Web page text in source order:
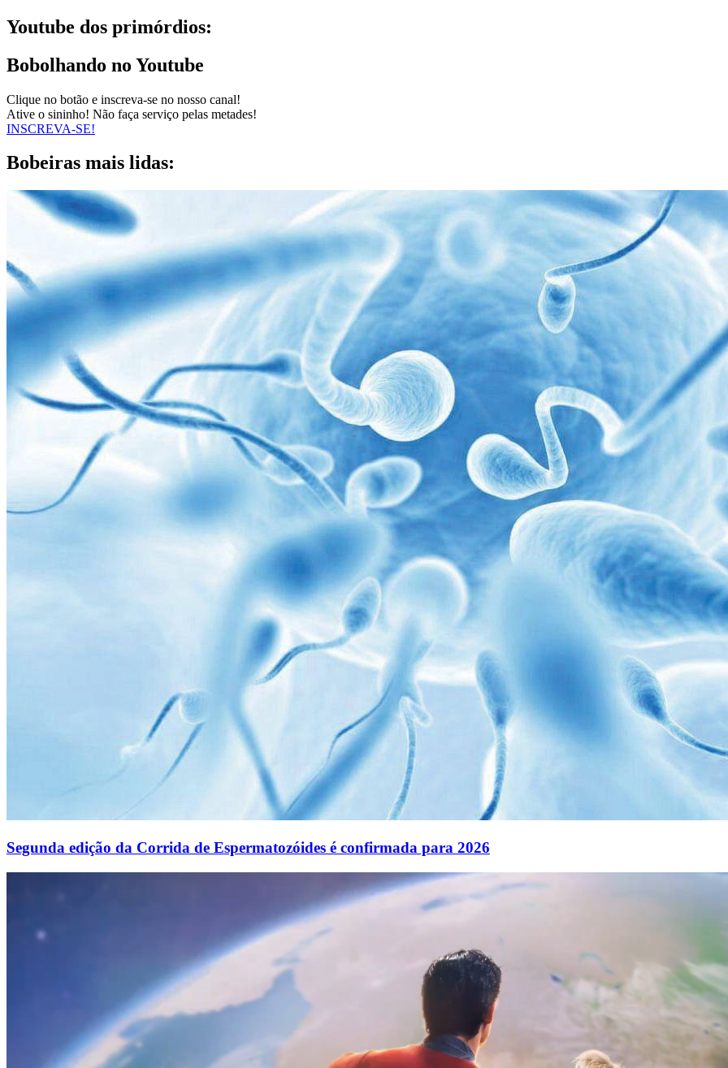
Youtube dos primórdios:
Bobolhando no Youtube
Clique no botão e inscreva-se no nosso canal!
Ative o sininho! Não faça serviço pelas metades!
INSCREVA-SE!
Bobeiras mais lidas:
Segunda edição da Corrida de Espermatozóides é confirmada para 2026